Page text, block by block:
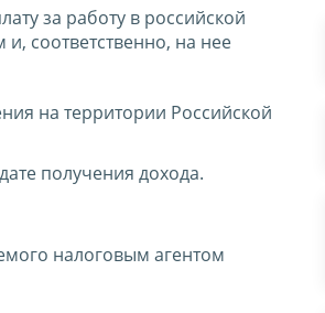
за работу в российской
соответственно, на нее
на территории Российской
получения дохода.
налоговым агентом